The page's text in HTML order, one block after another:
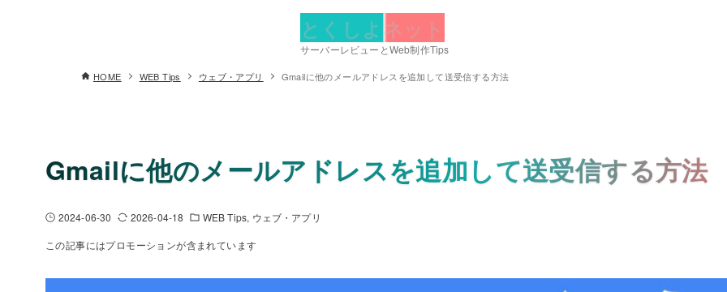
とくしよネット
サーバーレビューとWeb制作Tips
HOME WEB Tips ウェブ・アプリ Gmailに他のメールアドレスを追加して送受信する方法
Gmailに他のメールアドレスを追加して送受信する方法
2024-06-30 2026-04-18 WEB Tips ウェブ・アプリ
この記事にはプロモーションが含まれています